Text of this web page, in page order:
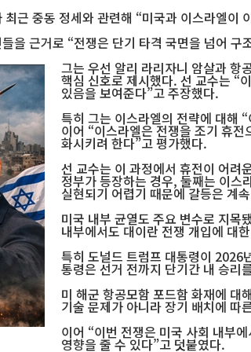
근 중동 정세와 관련해 “미국과 이스라엘이
을 근거로 “전쟁은 단기 타격 국면을 넘어
그는 우선 알리 라리자니 암살과 항
핵심 신호로 제시했다. 선 교수는 “
있음을 보여준다”고 주장했다.
특히 그는 이스라엘의 전략에 대해
이어 “이스라엘은 전쟁을 조기 휴
화시키려 한다”고 평가했다.
선 교수는 이 과정에서 휴전이 어려
정부가 등장하는 경우, 둘째는 이스
실현되기 어렵기 때문에 갈등은 계
미국 내부 균열도 주요 변수로 지목
내부에서도 대이란 전쟁 개입에 대
특히 도널드 트럼프 대통령이 2026
통령은 선거 전까지 단기간 내 승리
미 해군 항공모함 포드함 화재에 대
기술 문제가 아니라 장기 배치에 따
이어 “이번 전쟁은 미국 사회 내부
영향을 줄 수 있다”고 덧붙였다.